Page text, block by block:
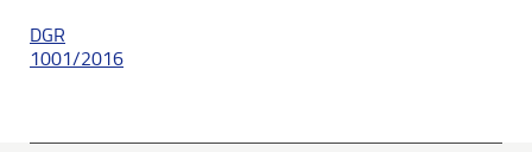
DGR
1001/2016